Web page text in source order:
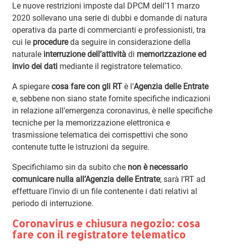
Le nuove restrizioni imposte dal DPCM dell’11 marzo
2020 sollevano una serie di dubbi e domande di natura
operativa da parte di commercianti e professionisti, tra
cui le procedureda seguire in considerazione della
naturale interruzione dell’attività di memorizzazione ed
invio dei dati mediante il registratore telematico.
A spiegare cosa fare con gli RT è l’Agenzia delle Entrate
e, sebbene non siano state fornite specifiche indicazioni
in relazione all’emergenza coronavirus, è nelle specifiche
tecniche per la memorizzazione elettronica e
trasmissione telematica dei corrispettivi che sono
contenute tutte le istruzioni da seguire.
Specifichiamo sin da subito che non è necessario
comunicare nulla all’Agenzia delle Entrate; sarà l’RT ad
effettuare l’invio di un file contenente i dati relativi al
periodo di interruzione.
Coronavirus e chiusura negozio: cosa
fare con il registratore telematico